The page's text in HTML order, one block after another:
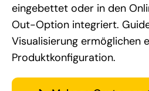
eingebettet oder in den
Out-Option integriert.
Visualisierung ermöglichen
Produktkonfiguration.